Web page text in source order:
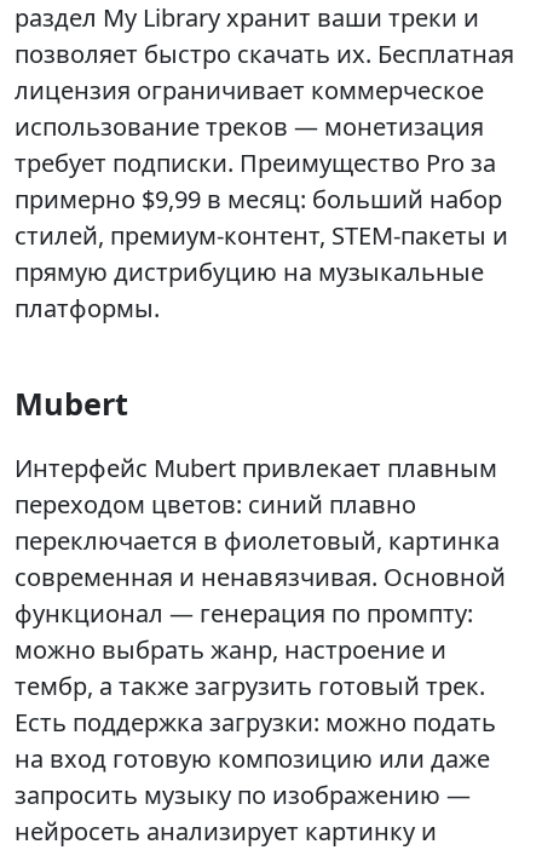
раздел My Library хранит ваши треки и
позволяет быстро скачать их. Бесплатная
лицензия ограничивает коммерческое
использование треков — монетизация
требует подписки. Преимущество Pro за
примерно $9,99 в месяц: больший набор
стилей, премиум‑контент, STEM‑пакеты и
прямую дистрибуцию на музыкальные
платформы.
Mubert
Интерфейс Mubert привлекает плавным
переходом цветов: синий плавно
переключается в фиолетовый, картинка
современная и ненавязчивая. Основной
функционал — генерация по промпту:
можно выбрать жанр, настроение и
тембр, а также загрузить готовый трек.
Есть поддержка загрузки: можно подать
на вход готовую композицию или даже
запросить музыку по изображению —
нейросеть анализирует картинку и